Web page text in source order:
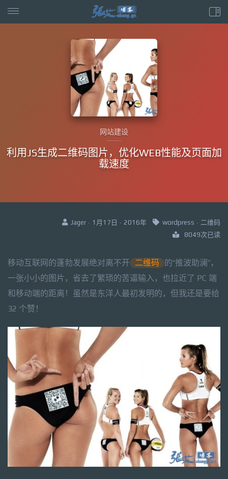
网站建设
利用JS生成二维码图片，优化WEB性能及页面加
载速度
Jager · 1月17日 · 2016年 wordpress · 二维码
8049次已读
移动互联网的蓬勃发展绝对离不开 二维码
的“推波助澜”，
一张小小的图片，省去了繁琐的苦逼输入，也拉近了 PC 端
和移动端的距离！虽然是东洋人最初发明的，但我还是要给
32 个赞！